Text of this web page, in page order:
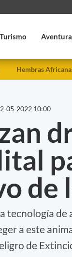
Turismo Aventura
Hembras
05-2022 10:00
de
tecnología
a este
de